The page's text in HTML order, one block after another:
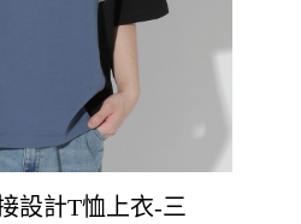
設計T恤上衣-三